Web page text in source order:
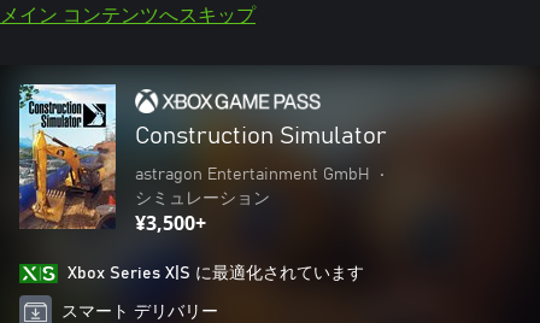
メイン コンテンツへスキップ
Construction Simulator
astragon Entertainment GmbH
•
シミュレーション
¥3,500+
Xbox Series X|S に最適化されています
スマート デリバリー